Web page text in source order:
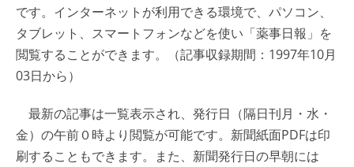
です。インターネットが利用できる環境で、パソコン、
タブレット、スマートフォンなどを使い「薬事日報」を
閲覧することができます。（記事収録期間：1997年10月
03日から）
最新の記事は一覧表示され、発行日（隔日刊月・水・
金）の午前０時より閲覧が可能です。新聞紙面PDFは印
刷することもできます。また、新聞発行日の早朝には